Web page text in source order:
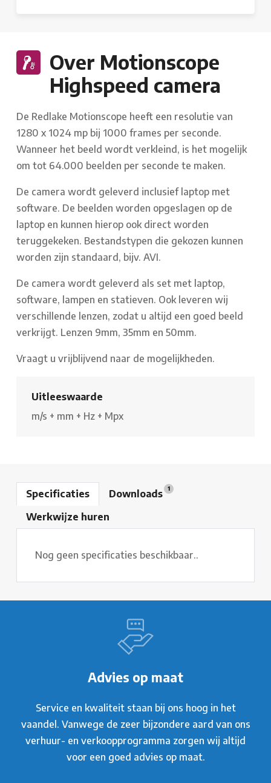
Over Motionscope
Highspeed camera
De Redlake Motionscope heeft een resolutie van
1280 x 1024 mp bij 1000 frames per seconde.
Wanneer het beeld wordt verkleind, is het mogelijk
om tot 64.000 beelden per seconde te maken.
De camera wordt geleverd inclusief laptop met
software. De beelden worden opgeslagen op de
laptop en kunnen hierop ook direct worden
teruggekeken. Bestandstypen die gekozen kunnen
worden zijn standaard, bijv. AVI.
De camera wordt geleverd als set met laptop,
software, lampen en statieven. Ook leveren wij
verschillende lenzen, zodat u altijd een goed beeld
verkrijgt. Lenzen 9mm, 35mm en 50mm.
Vraagt u vrijblijvend naar de mogelijkheden.
Uitleeswaarde
m/s + mm + Hz + Mpx
Specificaties Downloads 1
Werkwijze huren
Nog geen specificaties beschikbaar..
Advies op maat
Service en kwaliteit staan bij ons hoog in het
vaandel. Vanwege de zeer bijzondere aard van ons
verhuur- en verkoopprogramma zorgen wij altijd
voor een goed advies op maat.